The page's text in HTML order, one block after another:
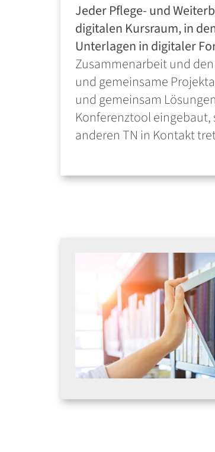
Jeder Pflege- und
digitalen Kursraum, in
Unterlagen in digitaler
Zusammenarbeit und
und gemeinsame
und gemeinsam
Konferenztool
anderen TN in Kontakt